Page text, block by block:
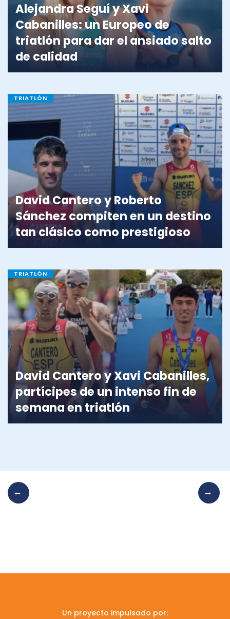
Alejandra Seguí y Xavi
Cabanilles: un Europeo de
triatlón para dar el ansiado salto
de calidad
TRIATLÓN
David Cantero y Roberto
Sánchez compiten en un destino
tan clásico como prestigioso
TRIATLÓN
David Cantero y Xavi Cabanilles,
partícipes de un intenso fin de
semana en triatlón
Un proyecto impulsado por: